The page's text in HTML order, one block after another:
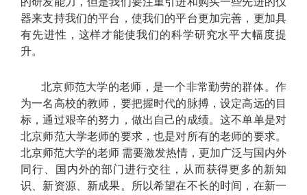
器来支持我们的平台，使我们的平台更加完善，更加具
有先进性，这样才能使我们的科学研究水平大幅度提
升。
北京师范大学的老师，是一个非常勤劳的群体。作
为一名高校的教师，要把握时代的脉搏，设定高远的目
标，通过艰辛的努力，做出自己的成绩。这不单单是对
北京师范大学老师的要求，也是对所有的老师的要求。
北京师范大学的老师 需要激发热情，更加广泛与国内外
同行、国内外的部门进行交往，从而获得更多的新知
识、新资源、新成果。所以希望在不长的时间，在新一